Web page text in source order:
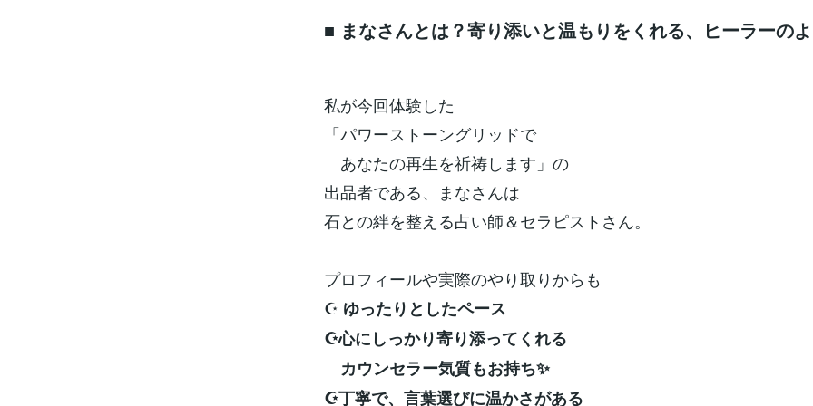
■ まなさんとは？寄り添いと温もりをくれる、ヒーラーの
私が今回体験した
「パワーストーングリッドで
あなたの再生を祈祷します」の
出品者である、まなさんは
石との絆を整える占い師＆セラピストさん。
プロフィールや実際のやり取りからも
☪️ ゆったりとしたペース
☪️心にしっかり寄り添ってくれる
カウンセラー気質もお持ち✨
☪️丁寧で、言葉選びに温かさがある